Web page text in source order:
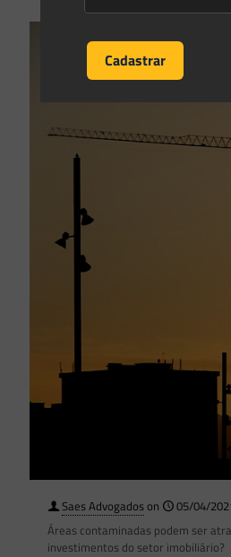
Saes Advogadoson
05/04/
Áreas contaminadas podem ser
investimentos do setor imobiliário?